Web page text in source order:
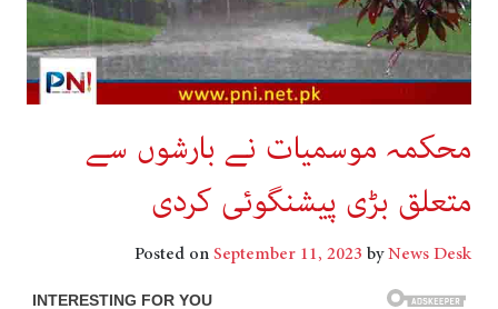
محکمہ موسمیات نے بارشوں سے
متعلق بڑی پیشنگوئی کردی
Posted onSeptember 11, 2023 byNews Desk